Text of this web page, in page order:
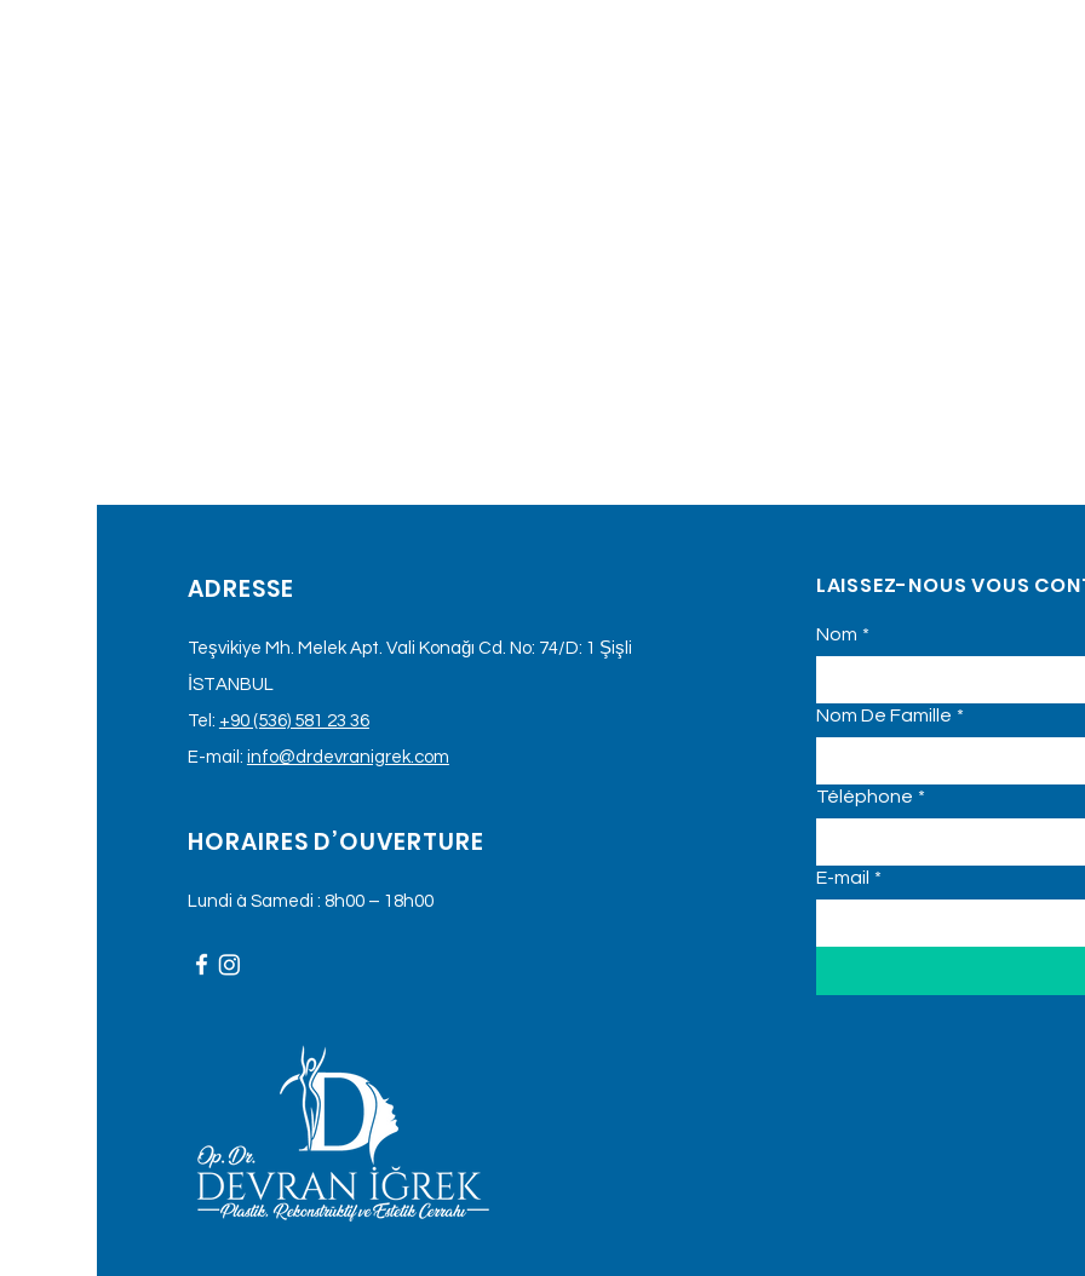
ADRESSE
Teşvikiye Mh. Melek Apt. Vali Konağı Cd. No: 74/D: 1 Şişli
İSTANBUL
Tel: +90 (536) 581 23 36
E-mail: info@drdevranigrek.com
HORAIRES D’OUVERTURE
Lundi à Samedi : 8h00 – 18h00
LAISSEZ-NOUS VOUS
Nom *
Nom De Famille *
Téléphone *
E-mail *